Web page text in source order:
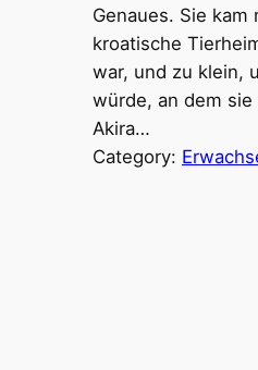
Genaues. Sie
kroatische
war, und zu klein,
würde, an dem
Akira…
Category: